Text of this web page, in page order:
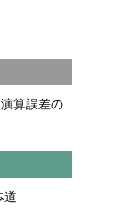
算誤差の
道